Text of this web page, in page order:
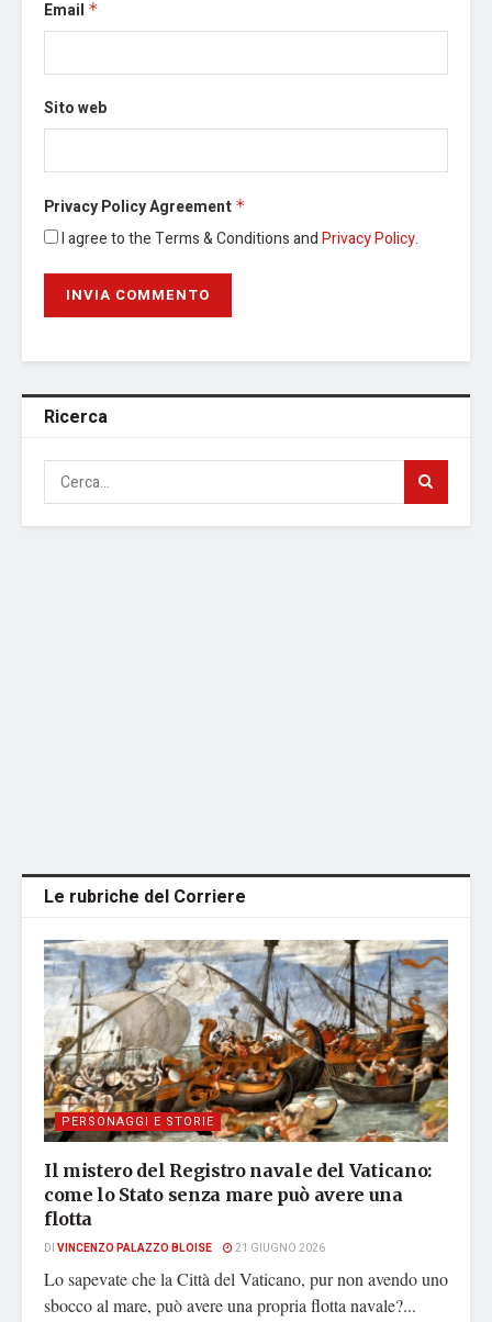
Email *
Sito web
Privacy Policy Agreement *
I agree to the Terms & Conditions andPrivacy Policy.
Ricerca
Le rubriche del Corriere
PERSONAGGI E STORIE
Il mistero del Registro navale del Vaticano:
come lo Stato senza mare può avere una
flotta
DI VINCENZO PALAZZO BLOISE 21 GIUGNO 2026
Lo sapevate che la Città del Vaticano, pur non avendo uno
sbocco al mare, può avere una propria flotta navale?...